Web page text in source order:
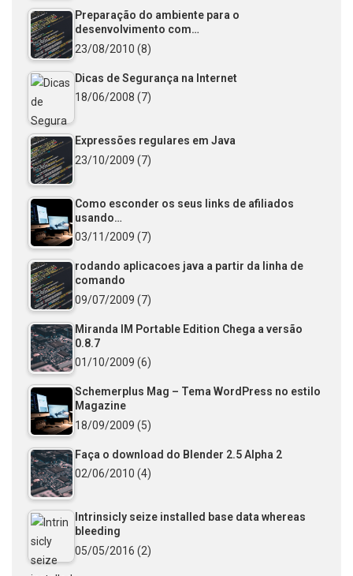
Preparação do ambiente para o
desenvolvimento com…
23/08/2010 (8)
Dicas de Segurança na Internet
18/06/2008 (7)
Expressões regulares em Java
23/10/2009 (7)
Como esconder os seus links de afiliados
usando…
03/11/2009 (7)
rodando aplicacoes java a partir da linha de
comando
09/07/2009 (7)
Miranda IM Portable Edition Chega a versão
0.8.7
01/10/2009 (6)
Schemerplus Mag – Tema WordPress no estilo
Magazine
18/09/2009 (5)
Faça o download do Blender 2.5 Alpha 2
02/06/2010 (4)
Intrinsicly seize installed base data whereas
bleeding
05/05/2016 (2)